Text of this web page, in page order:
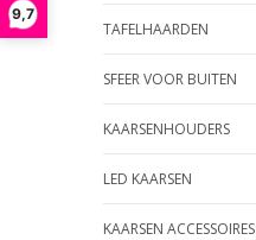
9,7
TAFELHAARDEN
SFEER VOOR BUITEN
KAARSENHOUDERS
LED KAARSEN
KAARSEN ACCESSOIRES